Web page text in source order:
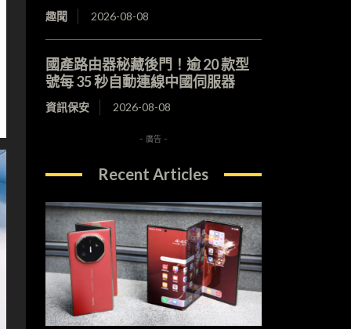
趣聞 2026-08-08
國產路由器秘藏後門！逾 20 款型
號每 35 秒自動連線中國伺服器
資訊保安 2026-08-08
- 廣告 -
Recent Articles